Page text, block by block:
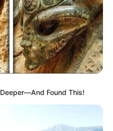
Found This!